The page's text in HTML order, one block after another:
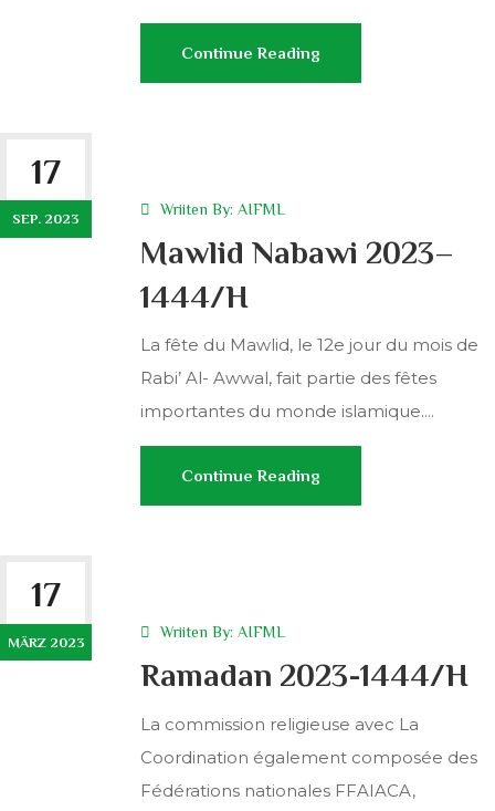
Continue Reading
17
SEP. 2023
Wriiten By: AIFML
Mawlid Nabawi 2023–
1444/H
La fête du Mawlid, le 12e jour du mois de
Rabi’ Al- Awwal, fait partie des fêtes
importantes du monde islamique....
Continue Reading
17
MÄRZ 2023
Wriiten By: AIFML
Ramadan 2023-1444/H
La commission religieuse avec La
Coordination également composée des
Fédérations nationales FFAIACA,